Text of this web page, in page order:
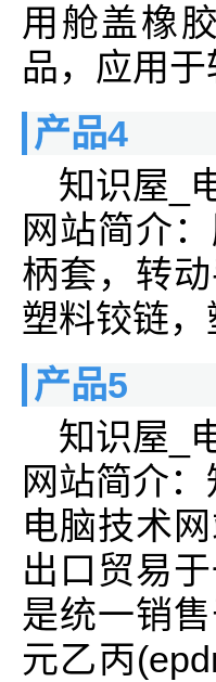
用舱盖橡
品，应用
产品4
知识屋_
网站简介
柄套，转
塑料铰链
产品5
知识屋_
网站简介
电脑技术
出口贸易
是统一销
元乙丙